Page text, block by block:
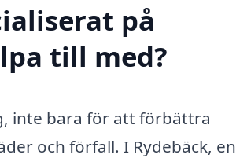
på
till med?
inte bara för att förbättra
och förfall. I Rydebäck, en